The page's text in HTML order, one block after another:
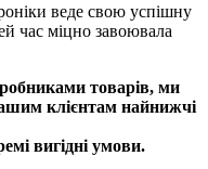
веде свою успішну
час міцно завоювала
товарів, ми
клієнтам найнижчі
вигідні умови.